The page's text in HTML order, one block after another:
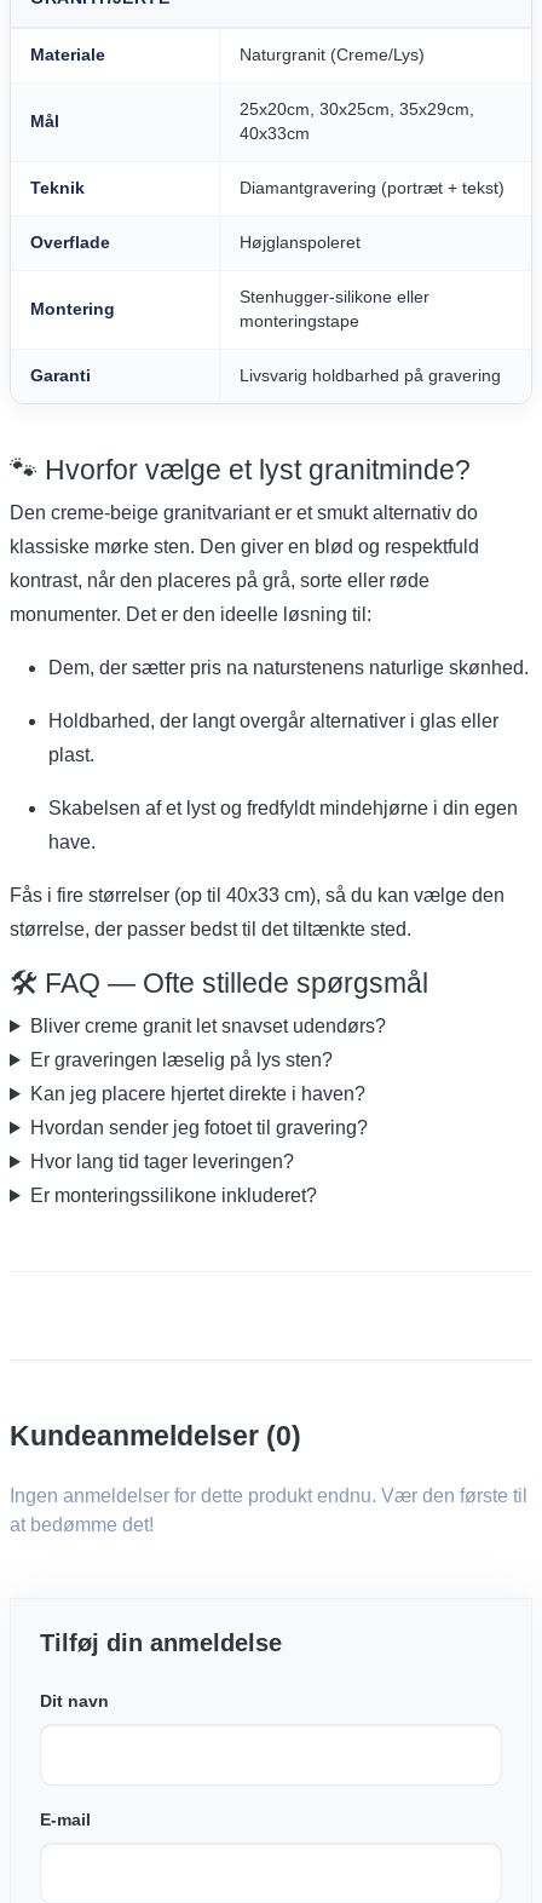
Materiale Naturgranit (Creme/Lys)
Mål
25x20cm, 30x25cm, 35x29cm,
40x33cm
Teknik Diamantgravering (portræt + tekst)
Overflade Højglanspoleret
Montering
Stenhugger-silikone eller
monteringstape
Garanti Livsvarig holdbarhed på gravering
🐾 Hvorfor vælge et lyst granitminde?
Den creme-beige granitvariant er et smukt alternativ do
klassiske mørke sten. Den giver en blød og respektfuld
kontrast, når den placeres på grå, sorte eller røde
monumenter. Det er den ideelle løsning til:
Dem, der sætter pris na naturstenens naturlige skønhed.
Holdbarhed, der langt overgår alternativer i glas eller
plast.
Skabelsen af et lyst og fredfyldt mindehjørne i din egen
have.
Fås i fire størrelser (op til 40x33 cm), så du kan vælge den
størrelse, der passer bedst til det tiltænkte sted.
🛠️ FAQ — Ofte stillede spørgsmål
Bliver creme granit let snavset udendørs?
Er graveringen læselig på lys sten?
Kan jeg placere hjertet direkte i haven?
Hvordan sender jeg fotoet til gravering?
Hvor lang tid tager leveringen?
Er monteringssilikone inkluderet?
Kundeanmeldelser (0)
Ingen anmeldelser for dette produkt endnu. Vær den første til
at bedømme det!
Tilføj din anmeldelse
Dit navn
E-mail